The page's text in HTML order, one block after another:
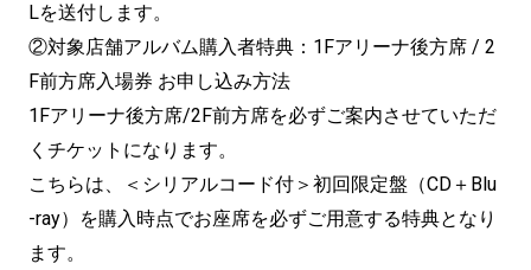
Lを送付します。
②対象店舗アルバム購入者特典：1Fアリーナ後方席 / 2
F前方席入場券 お申し込み方法
1Fアリーナ後方席/2F前方席を必ずご案内させていただ
くチケットになります。
こちらは、＜シリアルコード付＞初回限定盤（CD＋Blu
-ray）を購入時点でお座席を必ずご用意する特典となり
ます。